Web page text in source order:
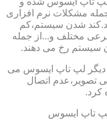
مشکلات نرم افزاری
شدن سیستم،کم
مختلف و...از جمله
سیستم رخ می دهند.
دیگر لپ تاپ ایسوس می
تصویر،عدم اتصال
کرد.
تاپ ایسوس